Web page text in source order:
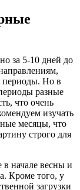
за 5-10 дней до
периоды. Но в
разные
что очень
изучать
месяцы, что
строго для
в начале весны и
Кроме того, у
загрузки